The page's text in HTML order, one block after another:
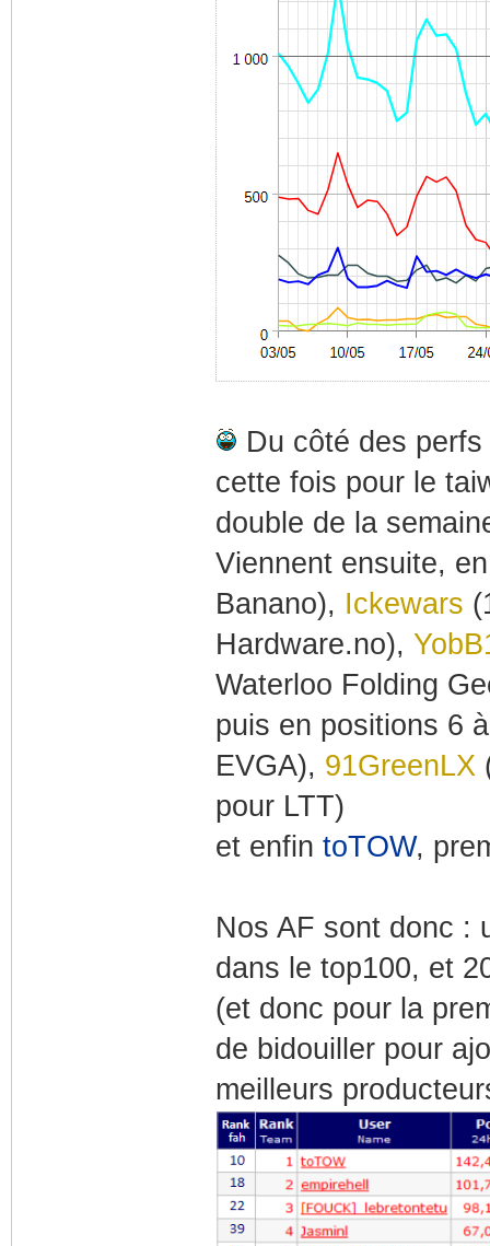
Du côté des
cette fois pour le
double de la
Viennent ensuite,
Banano), Ickewars
Hardware.no),
Waterloo Folding
puis en positions 6
EVGA), 91GreenLX
pour LTT)
et enfin toTOW,
Nos AF sont donc :
dans le top100, et
(et donc pour la
de bidouiller pour
meilleurs